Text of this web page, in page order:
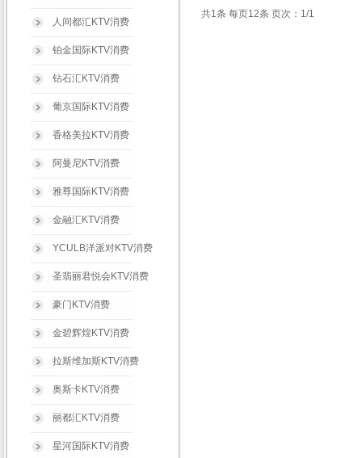
人间都汇KTV消费
铂金国际KTV消费
钻石汇KTV消费
葡京国际KTV消费
香格美拉KTV消费
阿曼尼KTV消费
雅尊国际KTV消费
金融汇KTV消费
YCULB洋派对KTV消费
圣翡丽君悦会KTV消费
豪门KTV消费
金碧辉煌KTV消费
拉斯维加斯KTV消费
奥斯卡KTV消费
丽都汇KTV消费
星河国际KTV消费
共1条 每页12条 页次：1/1